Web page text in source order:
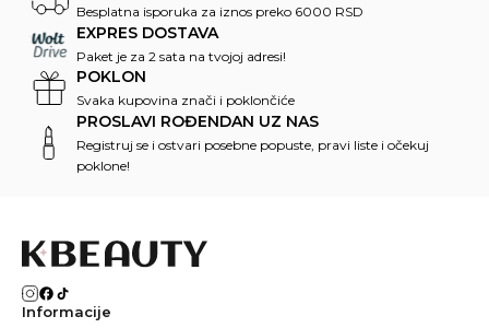
Besplatna isporuka za iznos preko 6000 RSD
EXPRES DOSTAVA
Paket je za 2 sata na tvojoj adresi!
POKLON
Svaka kupovina znači i poklončiće
PROSLAVI ROĐENDAN UZ NAS
Registruj se i ostvari posebne popuste, pravi liste i očekuj
poklone!
Informacije